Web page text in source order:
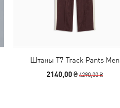
Штаны T7 Track Pants Men
2140,00 ₴4290,00 ₴